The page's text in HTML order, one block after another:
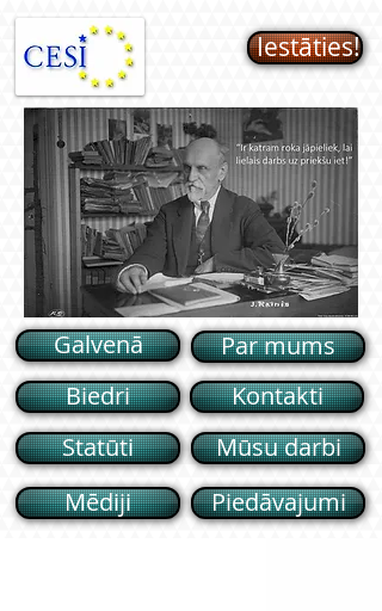
Iestāties!
Galvenā
Par mums
Biedri
Kontakti
Statūti
Mūsu darbi
Mēdiji
Piedāvajumi